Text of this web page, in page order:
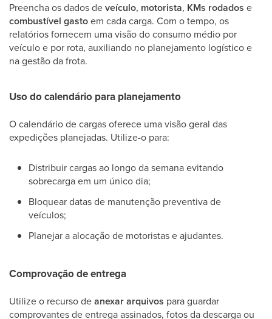
Preencha os dados deveículo, motorista, KMs rodados e
combustível gastoem cada carga. Com o tempo, os
relatórios fornecem uma visão do consumo médio por
veículo e por rota, auxiliando no planejamento logístico e
na gestão da frota.
Uso do calendário para planejamento
O calendário de cargas oferece uma visão geral das
expedições planejadas. Utilize-o para:
Distribuir cargas ao longo da semana evitando
sobrecarga em um único dia;
Bloquear datas de manutenção preventiva de
veículos;
Planejar a alocação de motoristas e ajudantes.
Comprovação de entrega
Utilize o recurso deanexar arquivos para guardar
comprovantes de entrega assinados, fotos da descarga ou